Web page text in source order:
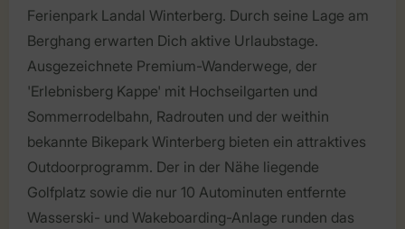
Ferienpark Landal Winterberg. Durch seine Lage am
Berghang erwarten Dich aktive Urlaubstage.
Ausgezeichnete Premium-Wanderwege, der
'Erlebnisberg Kappe' mit Hochseilgarten und
Sommerrodelbahn, Radrouten und der weithin
bekannte Bikepark Winterberg bieten ein attraktives
Outdoorprogramm. Der in der Nähe liegende
Golfplatz sowie die nur 10 Autominuten entfernte
Wasserski- und Wakeboarding-Anlage runden das